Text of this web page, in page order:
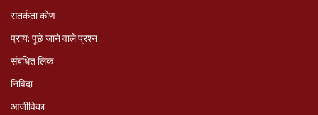
सतर्कता कोण
प्राय: पूछे जाने वाले प्रश्‍न
संबंधित लिंक
निविदा
आजीविका